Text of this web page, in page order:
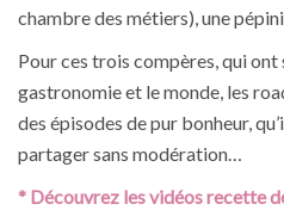
chambre des métiers), une
Pour ces trois compères, qui
gastronomie et le monde, les
des épisodes de pur bonheur,
partager sans modération…
* Découvrez les vidéos recette